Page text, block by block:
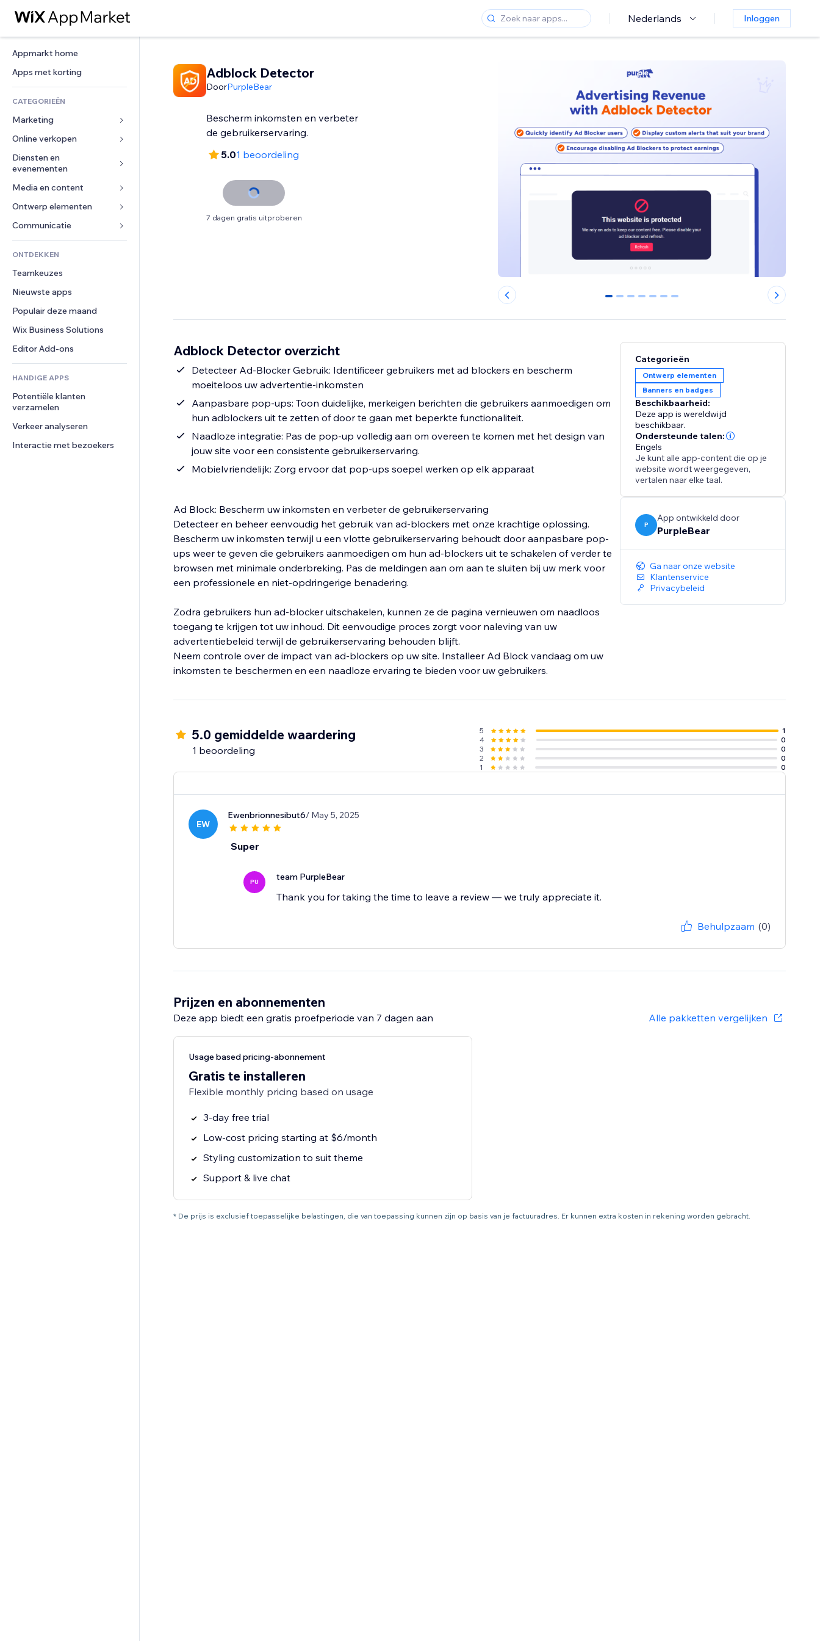
Nederlands Inloggen
Appmarkt home
Apps met korting
CATEGORIEËN
Marketing
Advertenties
Mobiel
Analytics
Social media
SEO
Betrokkenheid
Websitevermeldingen
E-mail
Conversie
Online verkopen
Apps voor webshops
Verzending en levering
Verkoopknoppen
Online cursussen
Print on demand
Boekhouding
Coupons en loyaliteit
Opslagoplossingen
Dropshipping
Prijzen en abonnementen
Crowdfunding
Eten en drinken
Diensten en
evenementen
Hotels
Evenementen
Restaurants
Vastgoed
Boekingen
Media en content
Galerij
Muziek
Podcasts
Fotografie
Video
PDF
Bestanden delen
Nieuws
Ontwerp elementen
Kaarten en navigatie
Privacy en beveiliging
Ontime
Pagina templates
Afbeeldingseffecten
Knoppen en menu's
Banners en badges
Rekenmachines
Zoeken
Weer
Grafieken en tabellen
Formulieren
Enquêtes
Chat
Opmerkingen
Telefoonnummer
Community
Beoordelingen en testimonials
CRM
ONTDEKKEN
Teamkeuzes
Nieuwste apps
Populair deze maand
Wix Business Solutions
Editor Add-ons
HANDIGE APPS
Potentiële klanten
verzamelen
Verkeer analyseren
Interactie met bezoekers
Adblock Detector
DoorPurpleBear
Bescherm inkomsten en verbeter
de gebruikerservaring.
5.01 beoordeling
7 dagen gratis uitproberen
0 1 2 3 4 5 6
Adblock Detector overzicht
Detecteer Ad-Blocker Gebruik: Identificeer gebruikers met ad blockers en bescherm
moeiteloos uw advertentie-inkomsten
Aanpasbare pop-ups: Toon duidelijke, merkeigen berichten die gebruikers aanmoedigen om
hun adblockers uit te zetten of door te gaan met beperkte functionaliteit.
Naadloze integratie: Pas de pop-up volledig aan om overeen te komen met het design van
jouw site voor een consistente gebruikerservaring.
Mobielvriendelijk: Zorg ervoor dat pop-ups soepel werken op elk apparaat
Ad Block: Bescherm uw inkomsten en verbeter de gebruikerservaring
Detecteer en beheer eenvoudig het gebruik van ad-blockers met onze krachtige oplossing.
Bescherm uw inkomsten terwijl u een vlotte gebruikerservaring behoudt door aanpasbare pop-
ups weer te geven die gebruikers aanmoedigen om hun ad-blockers uit te schakelen of verder te
browsen met minimale onderbreking. Pas de meldingen aan om aan te sluiten bij uw merk voor
een professionele en niet-opdringerige benadering.
Zodra gebruikers hun ad-blocker uitschakelen, kunnen ze de pagina vernieuwen om naadloos
toegang te krijgen tot uw inhoud. Dit eenvoudige proces zorgt voor naleving van uw
advertentiebeleid terwijl de gebruikerservaring behouden blijft.
Neem controle over de impact van ad-blockers op uw site. Installeer Ad Block vandaag om uw
inkomsten te beschermen en een naadloze ervaring te bieden voor uw gebruikers.
Categorieën
Ontwerp elementen
Banners en badges
Beschikbaarheid:
Deze app is wereldwijd
beschikbaar.
Ondersteunde talen:
Engels
Je kunt alle app-content die op je
website wordt weergegeven,
vertalen naar elke taal.
P
App ontwikkeld door
PurpleBear
Ga naar onze website
Klantenservice
Privacybeleid
5.0 gemiddelde waardering
1 beoordeling
5
1
4
0
3
0
2
0
1
0
EW
Ewenbrionnesibut6/ May 5, 2025
Super
PU team PurpleBear
Thank you for taking the time to leave a review — we truly appreciate it.
Behulpzaam (0)
Prijzen en abonnementen
Deze app biedt een gratis proefperiode van 7 dagen aan Alle pakketten vergelijken
Usage based pricing-abonnement
Gratis te installeren
Flexible monthly pricing based on usage
3-day free trial
Low-cost pricing starting at $6/month
Styling customization to suit theme
Support & live chat
* De prijs is exclusief toepasselijke belastingen, die van toepassing kunnen zijn op basis van je factuuradres. Er kunnen extra kosten in rekening worden gebracht.